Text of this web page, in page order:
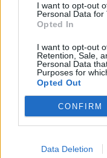
I want to opt-out
Personal Data for
Opted In
I want to opt-out
Retention, Sale,
Personal Data
Purposes for
Opted Out
CONFIRM
Data Deletion